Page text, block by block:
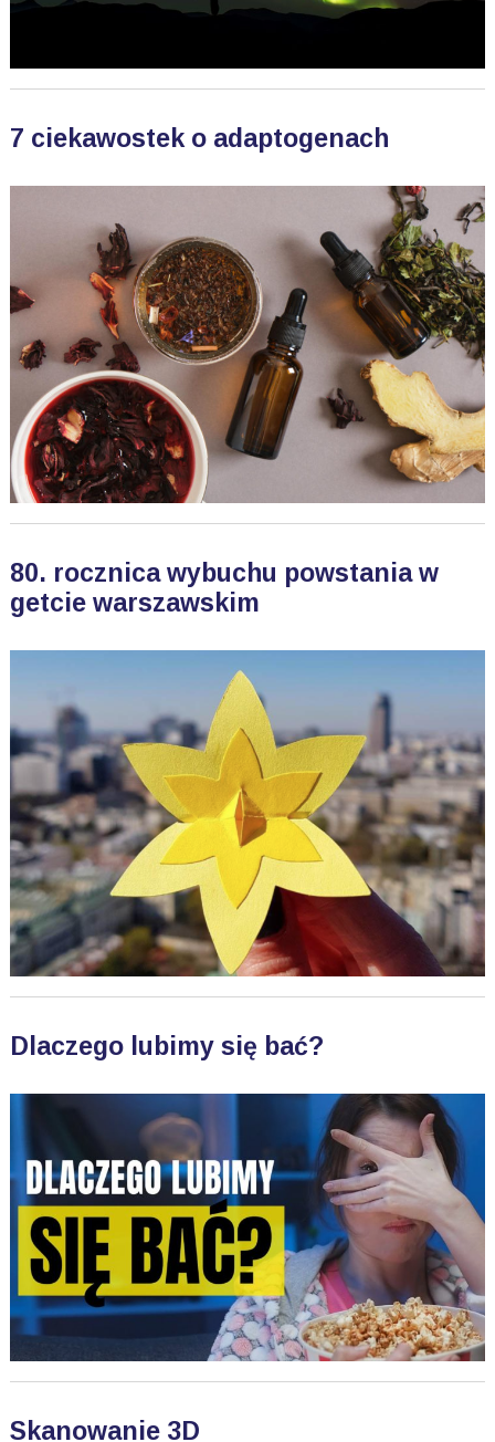
7 ciekawostek o adaptogenach
80. rocznica wybuchu powstania w
getcie warszawskim
Dlaczego lubimy się bać?
Skanowanie 3D